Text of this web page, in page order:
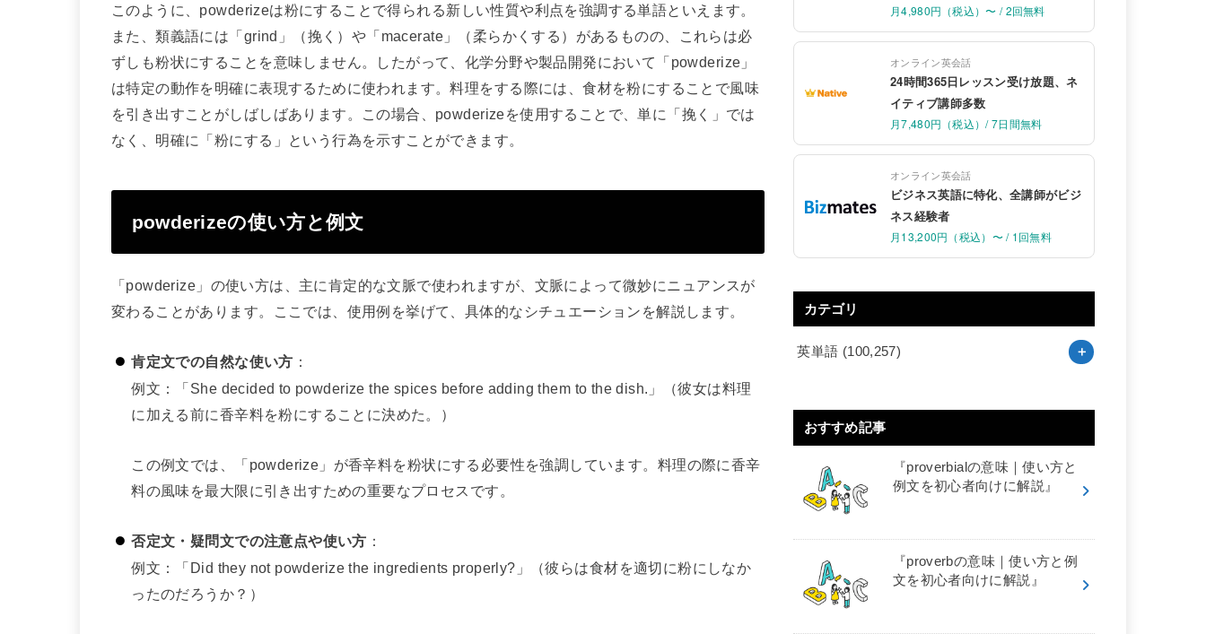
このように、powderizeは粉にすることで得られる新しい性質や利点を強調する単語といえます。
また、類義語には「grind」（挽く）や「macerate」（柔らかくする）があるものの、これらは必
ずしも粉状にすることを意味しません。したがって、化学分野や製品開発において「powderize」
は特定の動作を明確に表現するために使われます。料理をする際には、食材を粉にすることで風味
を引き出すことがしばしばあります。この場合、powderizeを使用することで、単に「挽く」では
なく、明確に「粉にする」という行為を示すことができます。
powderizeの使い方と例文
「powderize」の使い方は、主に肯定的な文脈で使われますが、文脈によって微妙にニュアンスが
変わることがあります。ここでは、使用例を挙げて、具体的なシチュエーションを解説します。
肯定文での自然な使い方 ：
例文：「She decided to powderize the spices before adding them to the dish.」（彼女は料理
に加える前に香辛料を粉にすることに決めた。）
この例文では、「powderize」が香辛料を粉状にする必要性を強調しています。料理の際に香辛
料の風味を最大限に引き出すための重要なプロセスです。
否定文・疑問文での注意点や使い方 ：
例文：「Did they not powderize the ingredients properly?」（彼らは食材を適切に粉にしなか
ったのだろうか？）
月4,980円（税込）〜 / 2回無料
オンライン英会話
24時間365日レッスン受け放題、ネ
イティブ講師多数
月7,480円（税込）/ 7日間無料
オンライン英会話
ビジネス英語に特化、全講師がビジ
ネス経験者
月13,200円（税込）〜 / 1回無料
カテゴリ
英単語 (100,257)
おすすめ記事
『proverbialの意味｜使い方と
例文を初心者向けに解説』
『proverbの意味｜使い方と例
文を初心者向けに解説』